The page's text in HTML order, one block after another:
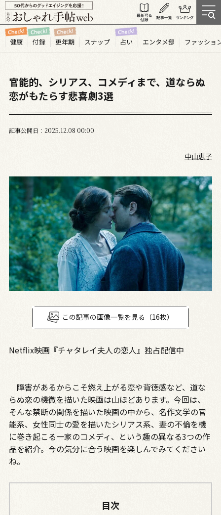
健康 付録 更年期 スナップ 占い エンタメ部 ファッショ
官能的、シリアス、コメディまで、道ならぬ
恋がもたらす悲喜劇3選
記事公開日 2025.12 08 00:00
中山恵子
この記事の画像一覧を見る（16枚）
Netflix映画『チャタレイ夫人の恋人』独占配信中
障害があるからこそ燃え上がる恋や背徳感など、道な
らぬ恋の機微を描いた映画は山ほどあります。今回は、
そんな禁断の関係を描いた映画の中から、名作文学の官
能系、女性同士の愛を描いたシリアス系、妻の不倫を機
に巻き起こる一家のコメディ、という趣の異なる3つの作
品を紹介。今の気分に合う映画を楽しんでみてください
ね。
目次